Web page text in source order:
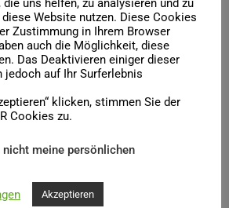
uns helfen, zu analysieren und zu
Website nutzen. Diese Cookies
Zustimmung in Ihrem Browser
auch die Möglichkeit, diese
Das Deaktivieren einiger dieser
auf Ihr Surferlebnis
klicken, stimmen Sie der
Cookies zu.
meine persönlichen
Akzeptieren